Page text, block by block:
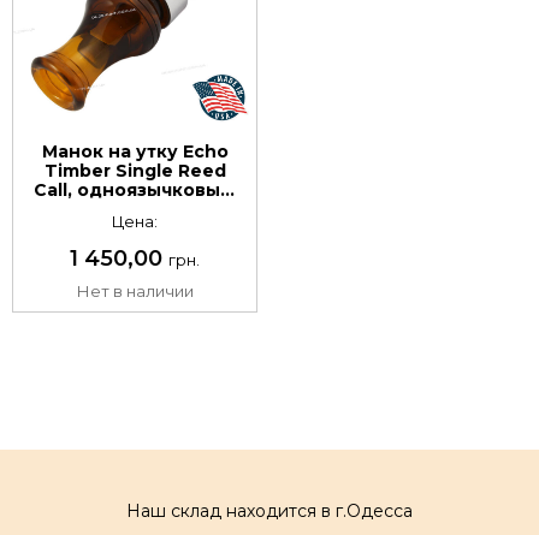
Манок на утку Echo
Timber Single Reed
Call, одноязычковый.
поликарбонат. Цвет:
бурбон
Цена:
1 450,00 грн.
Нет в наличии
Наш склад находится в г.Одесса